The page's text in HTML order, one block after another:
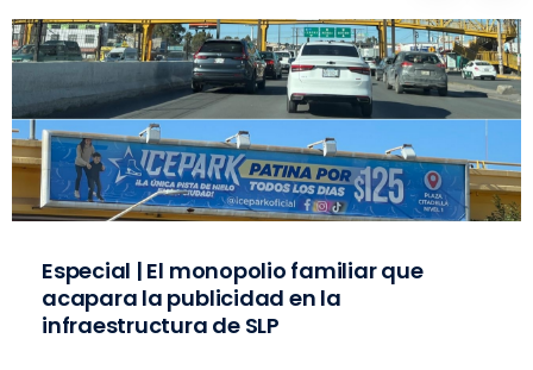
Especial | El monopolio familiar que
acapara la publicidad en la
infraestructura de SLP